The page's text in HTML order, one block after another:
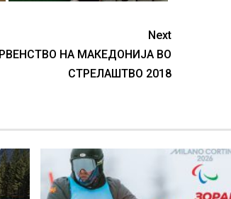
Next
НА МАКЕДОНИЈА ВО
СТРЕЛАШТВО 2018